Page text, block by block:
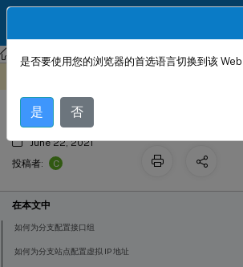
Citrix SD-WAN Citrix SD-WAN 11.2
配置分支节点
June 22, 2021
投稿者:
C
在本文中
如何为分支配置接口组
如何为分支站点配置虚拟 IP 地址
是否要使用您的浏览器的首选语言切换到该
是 否